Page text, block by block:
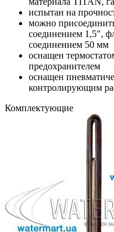
испытан на
можно
соединением 1,5",
соединением 50 мм
оснащен
предохранителем
оснащен
контролирующим
Комплектующие